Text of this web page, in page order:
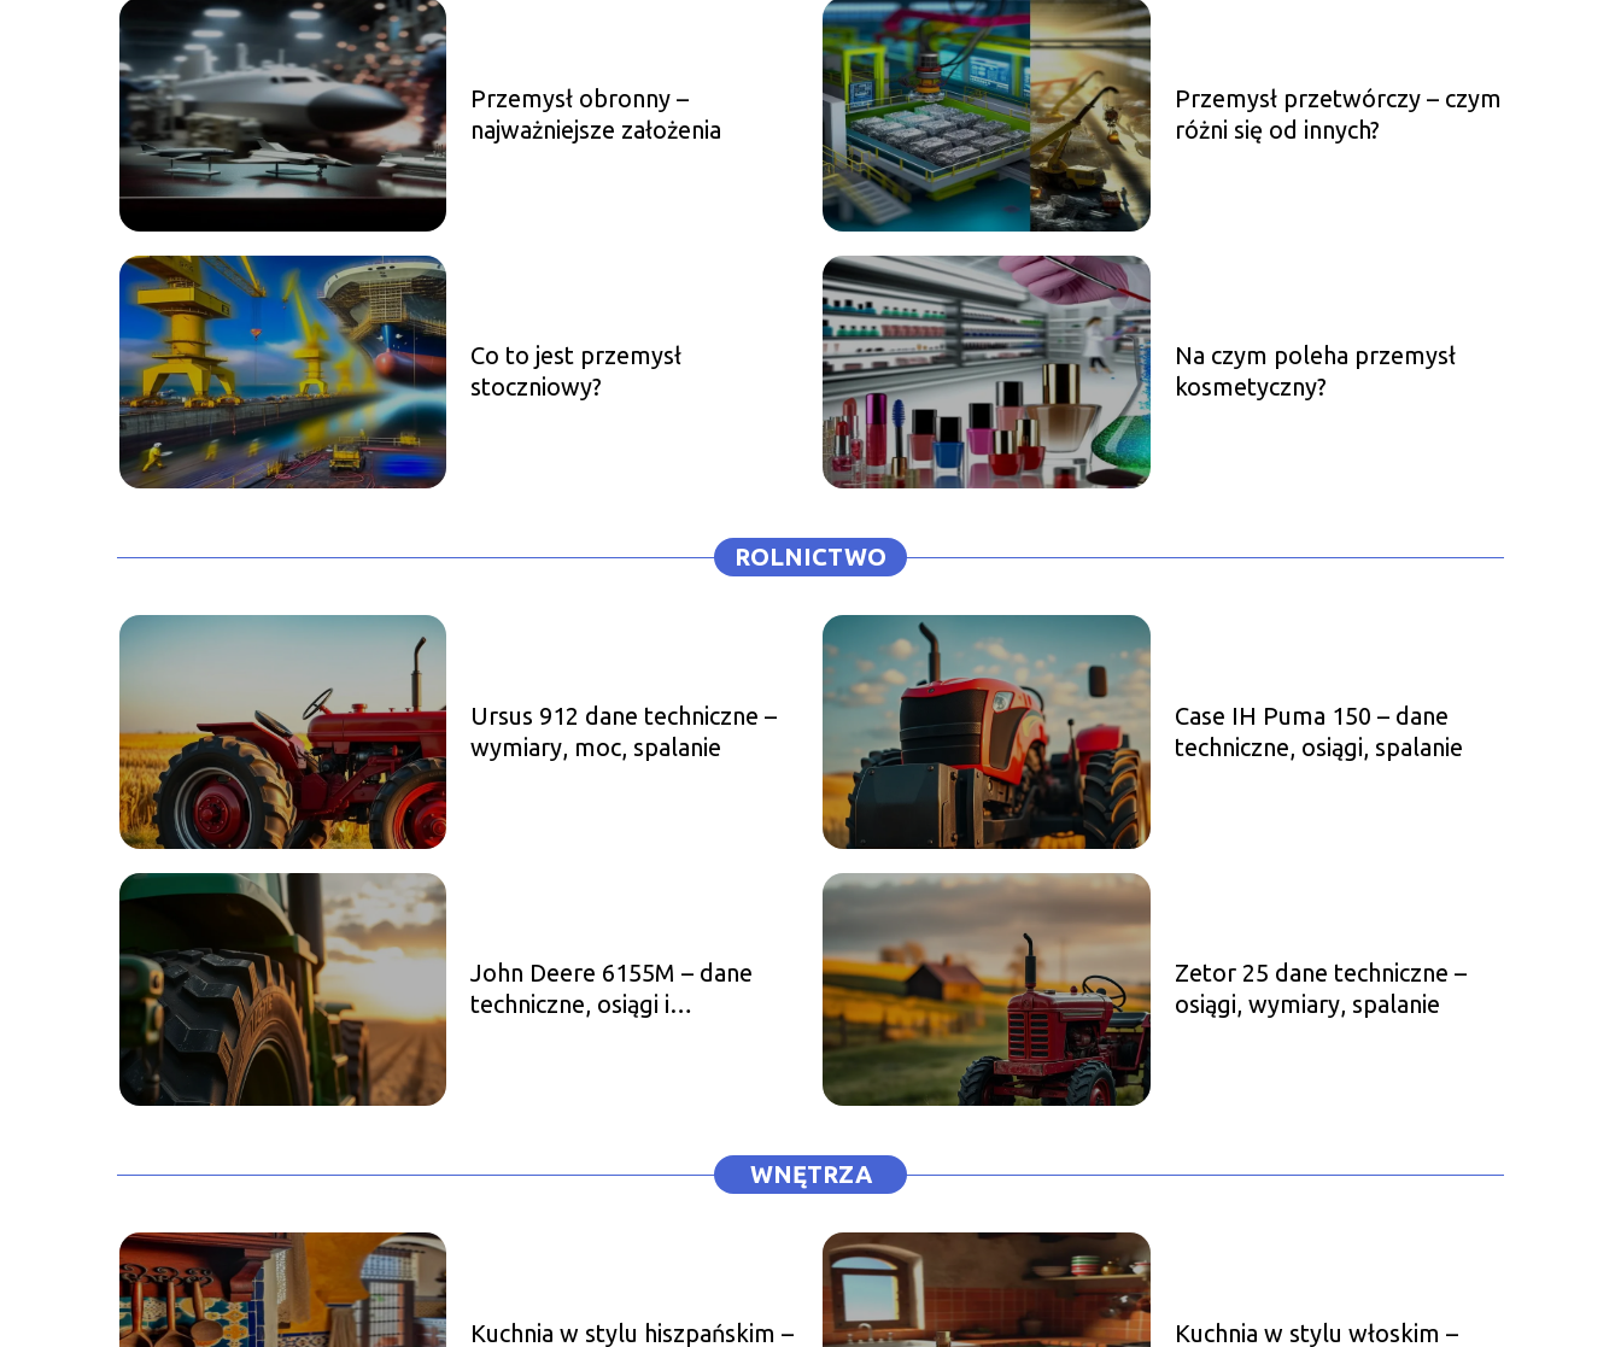
Przemysł obronny –
najważniejsze założenia
Przemysł przetwórczy – czym
różni się od innych?
Co to jest przemysł
stoczniowy?
Na czym poleha przemysł
kosmetyczny?
ROLNICTWO
Ursus 912 dane techniczne –
wymiary, moc, spalanie
Case IH Puma 150 – dane
techniczne, osiągi, spalanie
John Deere 6155M – dane
techniczne, osiągi i
Zetor 25 dane techniczne –
osiągi, wymiary, spalanie
WNĘTRZA
Kuchnia w stylu hiszpańskim – Kuchnia w stylu włoskim –